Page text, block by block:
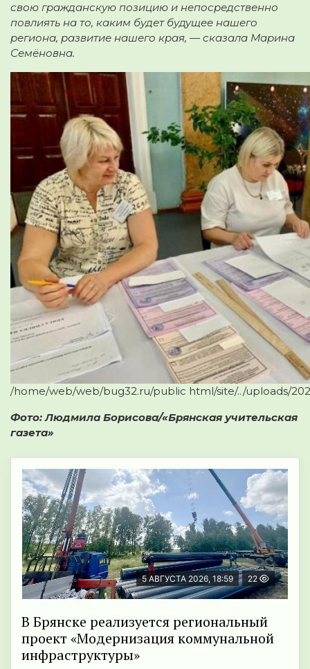
свою гражданскую позицию и непосредственно
повлиять на то, каким будет будущее нашего
региона, развитие нашего края, — сказала Марина
Семёновна.
/home/web/web/bug32.ru/public html/site/../uploads/
Фото: Людмила Борисова/«Брянская учительская
газета»
5 АВГУСТА 2026, 18:59 22
В Брянске реализуется региональный
проект «Модернизация коммунальной
инфраструктуры»